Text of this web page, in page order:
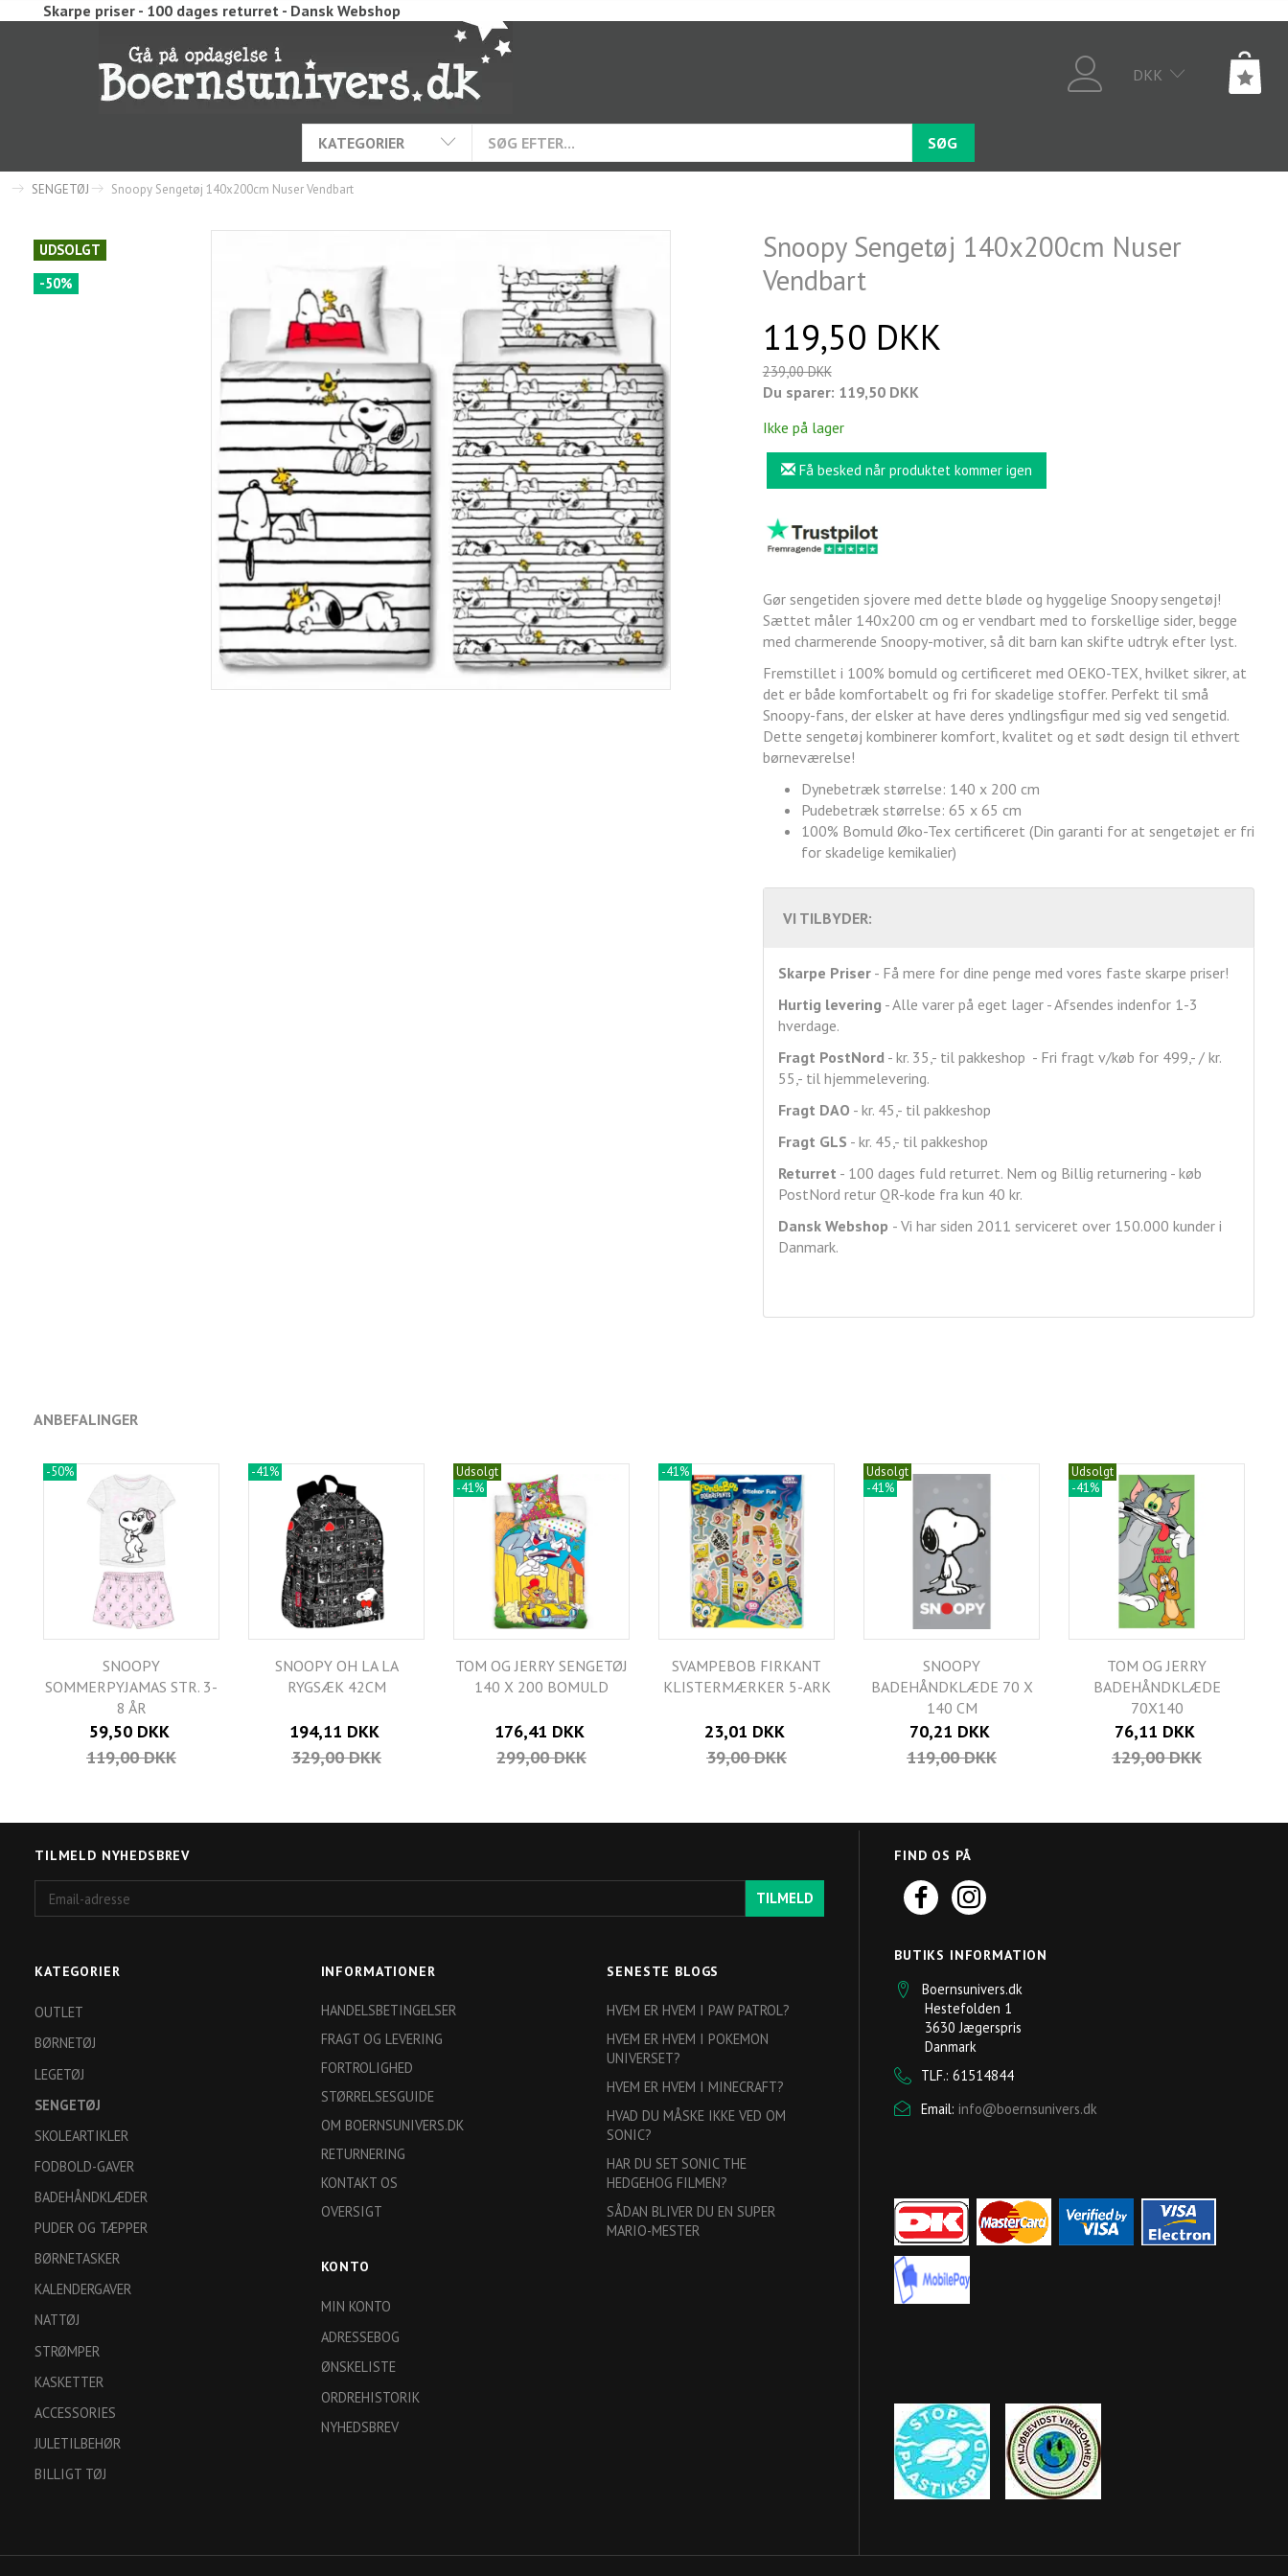
Skarpe priser - 100 dages returret - Dansk Webshop
DKK
KATEGORIER SØG
SENGETØJ Snoopy Sengetøj 140x200cm Nuser Vendbart
UDSOLGT
-50%
Snoopy Sengetøj 140x200cm Nuser
Vendbart
119,50 DKK
239,00 DKK
Du sparer: 119,50 DKK
Ikke på lager
Få besked når produktet kommer igen
Gør sengetiden sjovere med dette bløde og hyggelige Snoopy sengetøj!
Sættet måler 140x200 cm og er vendbart med to forskellige sider, begge
med charmerende Snoopy-motiver, så dit barn kan skifte udtryk efter lyst.
Fremstillet i 100% bomuld og certificeret med OEKO-TEX, hvilket sikrer, at
det er både komfortabelt og fri for skadelige stoffer. Perfekt til små
Snoopy-fans, der elsker at have deres yndlingsfigur med sig ved sengetid.
Dette sengetøj kombinerer komfort, kvalitet og et sødt design til ethvert
børneværelse!
Dynebetræk størrelse: 140 x 200 cm
Pudebetræk størrelse: 65 x 65 cm
100% Bomuld Øko-Tex certificeret (Din garanti for at sengetøjet er fri
for skadelige kemikalier)
VI TILBYDER:
Skarpe Priser- Få mere for dine penge med vores faste skarpe priser!
Hurtig levering - Alle varer på eget lager - Afsendes indenfor 1-3
hverdage.
Fragt PostNord- kr. 35,- til pakkeshop - Fri fragt v/køb for 499,- / kr.
55,- til hjemmelevering.
Fragt DAO - kr. 45,- til pakkeshop
Fragt GLS - kr. 45,- til pakkeshop
Returret - 100 dages fuld returret. Nem og Billig returnering - køb
PostNord retur QR-kode fra kun 40 kr.
Dansk Webshop - Vi har siden 2011 serviceret over 150.000 kunder i
Danmark.
ANBEFALINGER
-50%
SNOOPY
SOMMERPYJAMAS STR. 3-
8 ÅR
59,50 DKK
119,00 DKK
-41%
SNOOPY OH LA LA
RYGSÆK 42CM
194,11 DKK
329,00 DKK
Udsolgt
-41%
TOM OG JERRY SENGETØJ
140 X 200 BOMULD
176,41 DKK
299,00 DKK
-41%
SVAMPEBOB FIRKANT
KLISTERMÆRKER 5-ARK
23,01 DKK
39,00 DKK
Udsolgt
-41%
SNOOPY
BADEHÅNDKLÆDE 70 X
140 CM
70,21 DKK
119,00 DKK
Udsolgt
-41%
TOM OG JERRY
BADEHÅNDKLÆDE
70X140
76,11 DKK
129,00 DKK
TILMELD NYHEDSBREV
adresse
TILMELD
KATEGORIER
OUTLET
BØRNETØJ
LEGETØJ
SENGETØJ
SKOLEARTIKLER
FODBOLD-GAVER
BADEHÅNDKLÆDER
PUDER OG TÆPPER
BØRNETASKER
KALENDERGAVER
NATTØJ
STRØMPER
KASKETTER
ACCESSORIES
JULETILBEHØR
BILLIGT TØJ
INFORMATIONER
HANDELSBETINGELSER
FRAGT OG LEVERING
FORTROLIGHED
STØRRELSESGUIDE
OM BOERNSUNIVERS.DK
RETURNERING
KONTAKT OS
OVERSIGT
KONTO
MIN KONTO
ADRESSEBOG
ØNSKELISTE
ORDREHISTORIK
NYHEDSBREV
SENESTE BLOGS
HVEM ER HVEM I PAW PATROL?
HVEM ER HVEM I POKEMON
UNIVERSET?
HVEM ER HVEM I MINECRAFT?
HVAD DU MÅSKE IKKE VED OM
SONIC?
HAR DU SET SONIC THE
HEDGEHOG FILMEN?
SÅDAN BLIVER DU EN SUPER
MARIO-MESTER
FIND OS PÅ
BUTIKS INFORMATION
Boernsunivers.dk
Hestefolden 1
3630 Jægerspris
Danmark
TLF.: 61514844
Email: info@boernsunivers.dk